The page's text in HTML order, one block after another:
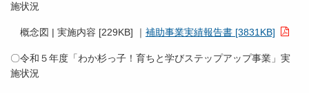
施状況
概念図 | 実施内容 [229KB] ｜ 補助事業実績報告書 [3831KB]
〇令和５年度「わか杉っ子！育ちと学びステップアップ事業」実
施状況